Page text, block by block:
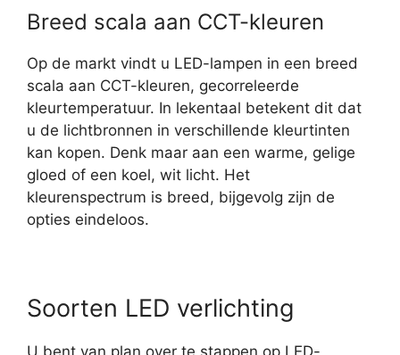
Breed scala aan CCT-kleuren
Op de markt vindt u LED-lampen in een breed
scala aan CCT-kleuren, gecorreleerde
kleurtemperatuur. In lekentaal betekent dit dat
u de lichtbronnen in verschillende kleurtinten
kan kopen. Denk maar aan een warme, gelige
gloed of een koel, wit licht. Het
kleurenspectrum is breed, bijgevolg zijn de
opties eindeloos.
Soorten LED verlichting
U bent van plan over te stappen op LED-